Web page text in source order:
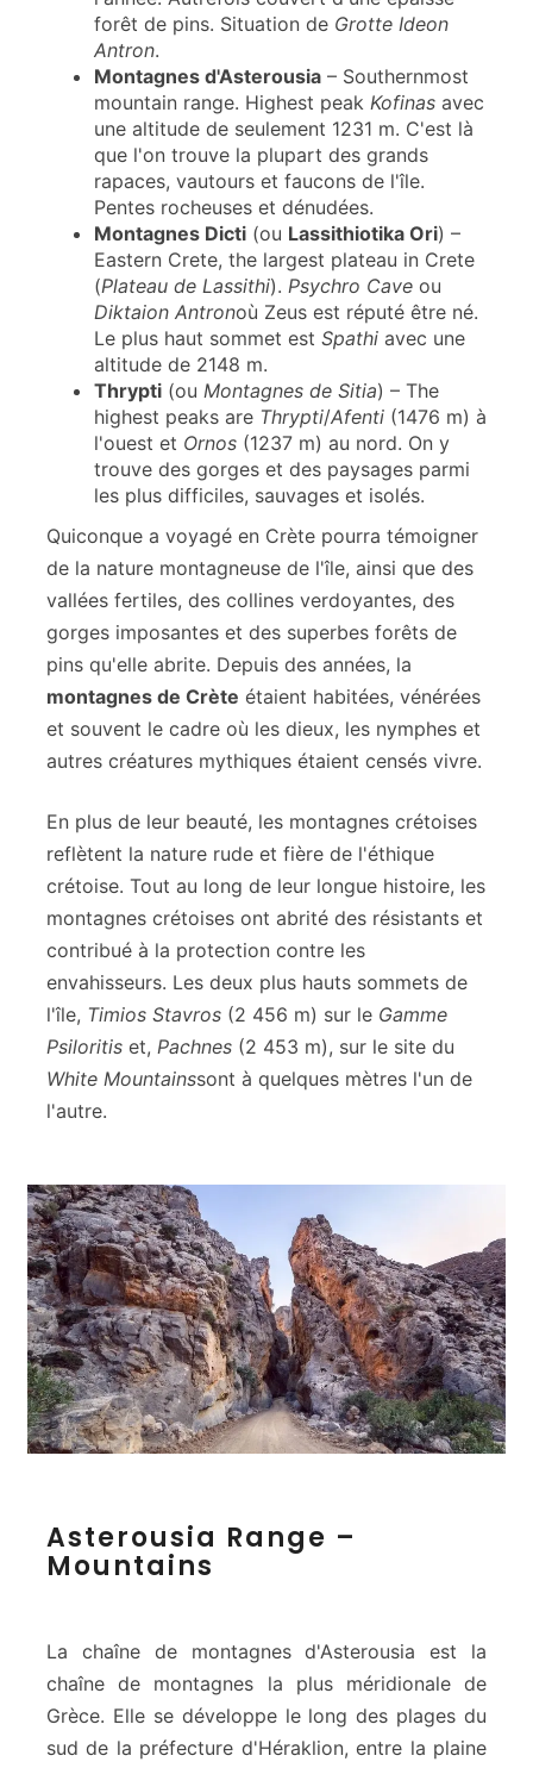
forêt de pins. Situation de Grotte Ideon
Antron.
Montagnes d'Asterousia – Southernmost
mountain range. Highest peak Kofinas avec
une altitude de seulement 1231 m. C'est là
que l'on trouve la plupart des grands
rapaces, vautours et faucons de l'île.
Pentes rocheuses et dénudées.
Montagnes Dicti (ou Lassithiotika Ori) –
Eastern Crete, the largest plateau in Crete
(Plateau de Lassithi). Psychro Cave ou
Diktaion Antronoù Zeus est réputé être né.
Le plus haut sommet est Spathi avec une
altitude de 2148 m.
Thrypti (ou Montagnes de Sitia) – The
highest peaks are Thrypti/Afenti (1476 m) à
l'ouest et Ornos (1237 m) au nord. On y
trouve des gorges et des paysages parmi
les plus difficiles, sauvages et isolés.
Quiconque a voyagé en Crète pourra témoigner
de la nature montagneuse de l'île, ainsi que des
vallées fertiles, des collines verdoyantes, des
gorges imposantes et des superbes forêts de
pins qu'elle abrite. Depuis des années, la
montagnes de Crète étaient habitées, vénérées
et souvent le cadre où les dieux, les nymphes et
autres créatures mythiques étaient censés vivre.
En plus de leur beauté, les montagnes crétoises
reflètent la nature rude et fière de l'éthique
crétoise. Tout au long de leur longue histoire, les
montagnes crétoises ont abrité des résistants et
contribué à la protection contre les
envahisseurs. Les deux plus hauts sommets de
l'île, Timios Stavros (2 456 m) sur le Gamme
Psiloritis et, Pachnes (2 453 m), sur le site du
White Mountainssont à quelques mètres l'un de
l'autre.
s
o
u
s
i
a
Asterousia Range –
Mountains
La chaîne de montagnes d'Asterousia est la
chaîne de montagnes la plus méridionale de
Grèce. Elle se développe le long des plages du
sud de la préfecture d'Héraklion, entre la plaine